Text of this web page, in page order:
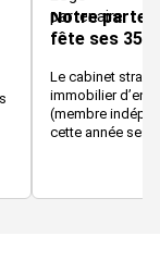
Notre
fête ses 35
Le cabinet
immobilier
(membre
cette année ses